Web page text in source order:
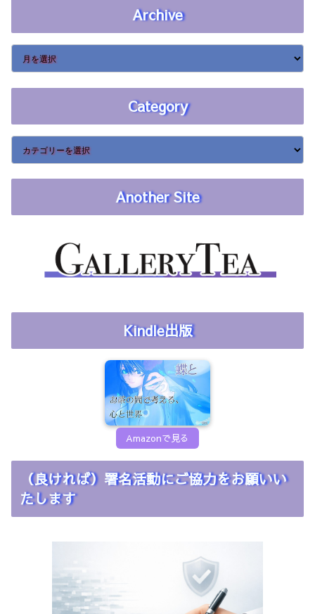
Archive
Category
Another Site
Kindle出版
Amazonで見る
（良ければ）署名活動にご協力をお願いい
たします